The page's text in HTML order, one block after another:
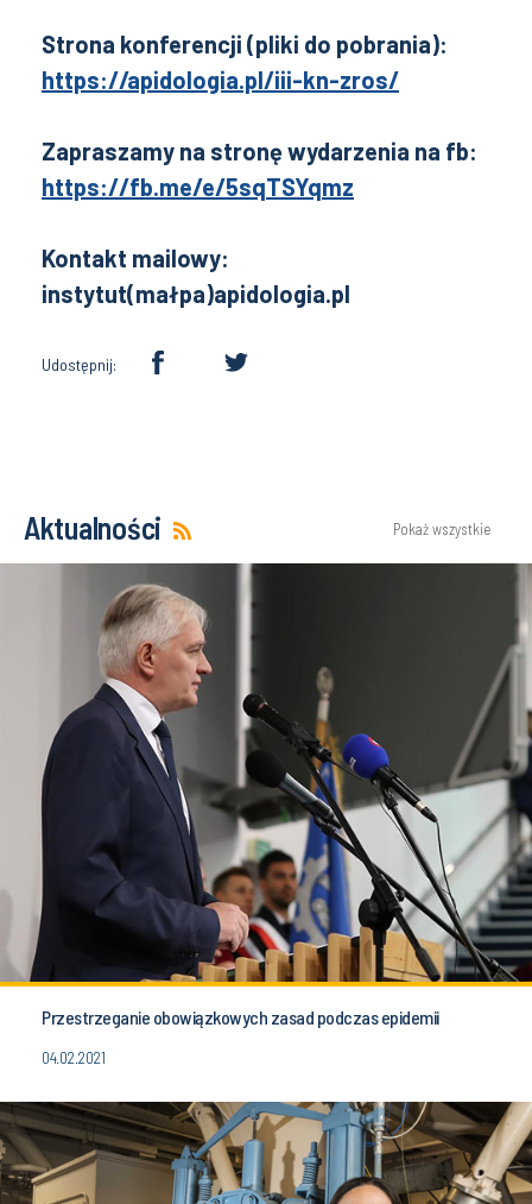
Strona konferencji (pliki do pobrania):
https://apidologia.pl/iii-kn-zros/
Zapraszamy na stronę wydarzenia na fb:
https://fb.me/e/5sqTSYqmz
Kontakt mailowy:
instytut(małpa)apidologia.pl
Udostępnij:
Aktualności Pokaż wszystkie
Przestrzeganie obowiązkowych zasad podczas epidemii
04.02.2021